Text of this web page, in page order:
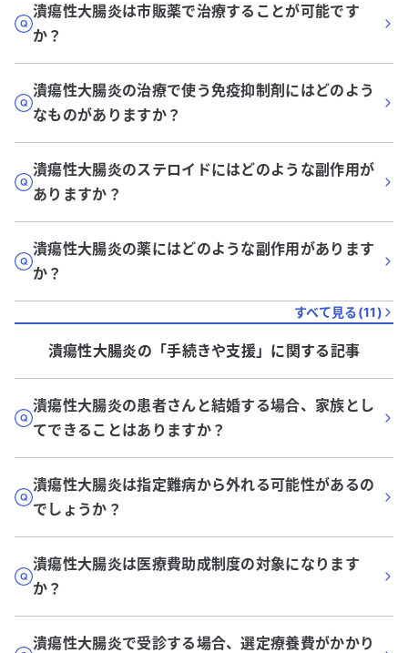
潰瘍性大腸炎は市販薬で治療することが可能です
か？
潰瘍性大腸炎の治療で使う免疫抑制剤にはどのよう
なものがありますか？
潰瘍性大腸炎のステロイドにはどのような副作用が
ありますか？
潰瘍性大腸炎の薬にはどのような副作用があります
か？
すべて見る(11)
潰瘍性大腸炎の「手続きや支援」に関する記事
潰瘍性大腸炎の患者さんと結婚する場合、家族とし
てできることはありますか？
潰瘍性大腸炎は指定難病から外れる可能性があるの
でしょうか？
潰瘍性大腸炎は医療費助成制度の対象になります
か？
潰瘍性大腸炎で受診する場合、選定療養費がかかり